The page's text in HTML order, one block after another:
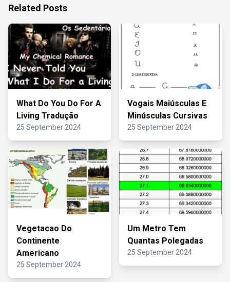
Related Posts
What Do You Do For A
Living Tradução
25 September 2024
Vogais Maiúsculas E
Minúsculas Cursivas
25 September 2024
Vegetacao Do
Continente
Americano
25 September 2024
Um Metro Tem
Quantas Polegadas
25 September 2024